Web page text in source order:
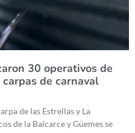
30 operativos de
de carnaval
de las Estrellas y La
de la Balcarce y Güemes se